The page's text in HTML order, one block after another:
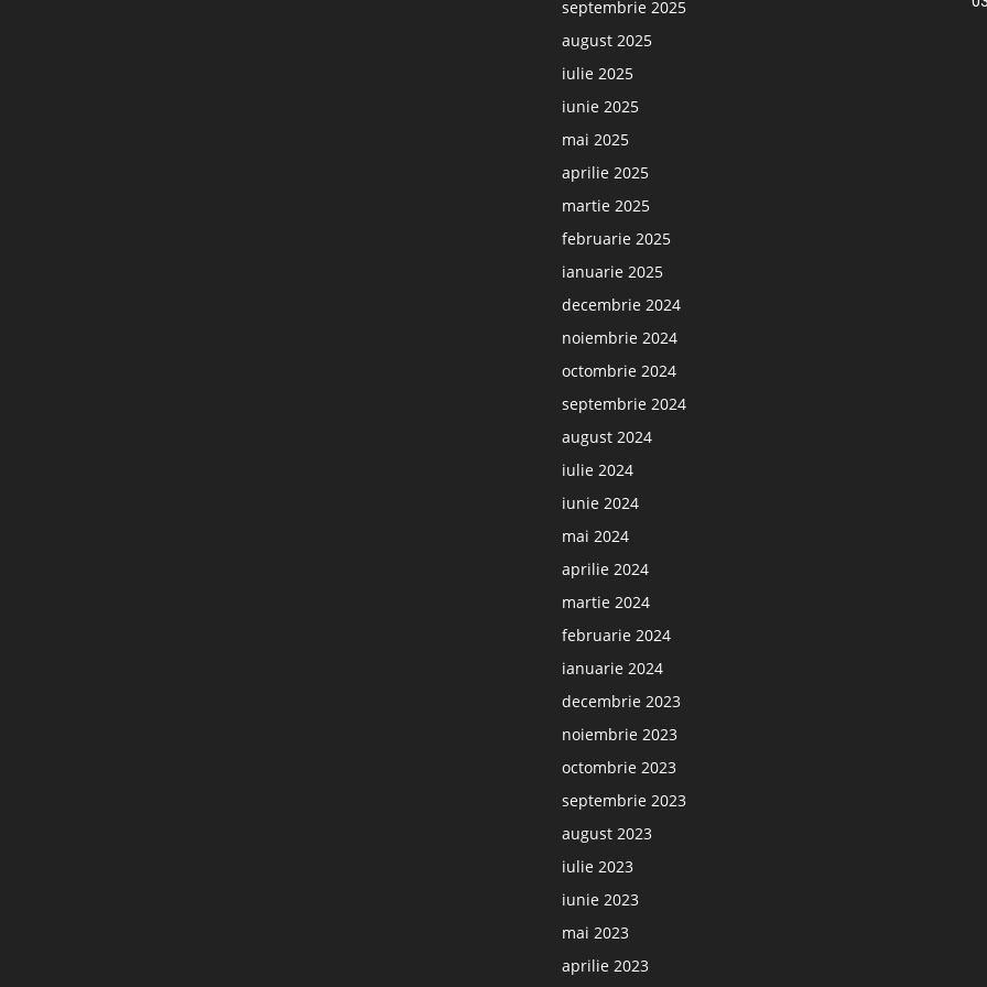
septembrie 2025
august 2025
iulie 2025
iunie 2025
mai 2025
aprilie 2025
martie 2025
februarie 2025
ianuarie 2025
decembrie 2024
noiembrie 2024
octombrie 2024
septembrie 2024
august 2024
iulie 2024
iunie 2024
mai 2024
aprilie 2024
martie 2024
februarie 2024
ianuarie 2024
decembrie 2023
noiembrie 2023
octombrie 2023
septembrie 2023
august 2023
iulie 2023
iunie 2023
mai 2023
aprilie 2023